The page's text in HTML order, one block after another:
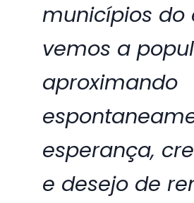
municípios do
vemos a
aproximando
esperança,
e desejo de